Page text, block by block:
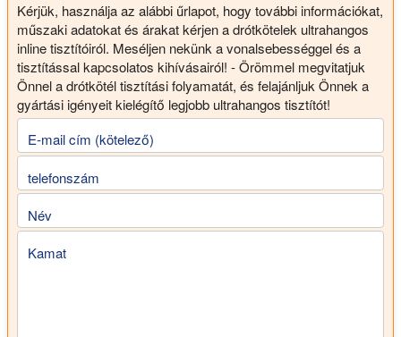
Kérjük, használja az alábbi űrlapot, hogy további információkat,
műszaki adatokat és árakat kérjen a drótkötelek ultrahangos
inline tisztítóiról. Meséljen nekünk a vonalsebességgel és a
tisztítással kapcsolatos kihívásairól! - Örömmel megvitatjuk
Önnel a drótkötél tisztítási folyamatát, és felajánljuk Önnek a
gyártási igényeit kielégítő legjobb ultrahangos tisztítót!
E-mail cím (kötelező)
telefonszám
Név
Kamat